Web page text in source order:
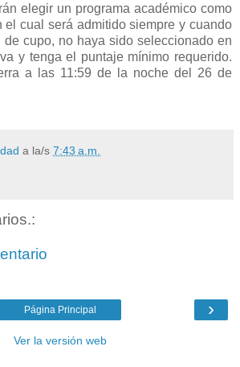
elegir un programa académico como
el cual será admitido siempre y cuando
de cupo, no haya sido seleccionado en
y tenga el puntaje mínimo requerido.
a las 11:59 de la noche del 26 de
a la/s 7:43 a.m.
›
Página Principal
Ver la versión web